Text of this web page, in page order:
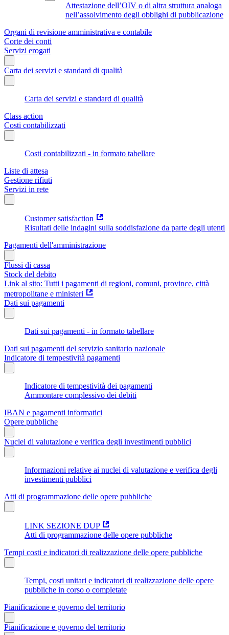
Attestazione dell’OIV o di altra struttura analoga
nell’assolvimento degli obblighi di pubblicazione
Organi di revisione amministrativa e contabile
Corte dei conti
Servizi erogati
Carta dei servizi e standard di qualità
Carta dei servizi e standard di qualità
Class action
Costi contabilizzati
Costi contabilizzati - in formato tabellare
Liste di attesa
Gestione rifiuti
Servizi in rete
Customer satisfaction
Risultati delle indagini sulla soddisfazione da parte degli utenti
Pagamenti dell'amministrazione
Flussi di cassa
Stock del debito
Link al sito: Tutti i pagamenti di regioni, comuni, province, città
metropolitane e ministeri
Dati sui pagamenti
Dati sui pagamenti - in formato tabellare
Dati sui pagamenti del servizio sanitario nazionale
Indicatore di tempestività pagamenti
Indicatore di tempestività dei pagamenti
Ammontare complessivo dei debiti
IBAN e pagamenti informatici
Opere pubbliche
Nuclei di valutazione e verifica degli investimenti pubblici
Informazioni relative ai nuclei di valutazione e verifica degli
investimenti pubblici
Atti di programmazione delle opere pubbliche
LINK SEZIONE DUP
Atti di programmazione delle opere pubbliche
Tempi costi e indicatori di realizzazione delle opere pubbliche
Tempi, costi unitari e indicatori di realizzazione delle opere
pubbliche in corso o completate
Pianificazione e governo del territorio
Pianificazione e governo del territorio